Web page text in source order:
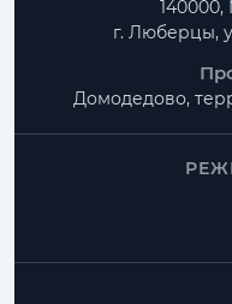
140000,
г. Люберцы,
Домодедово,